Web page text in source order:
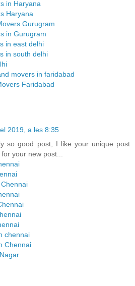
in Haryana
Haryana
Gurugram
in Gurugram
in east delhi
in south delhi
movers in faridabad
Faridabad
2019, a les 8:35
so good post, I like your unique post
your new post...
chennai
Chennai